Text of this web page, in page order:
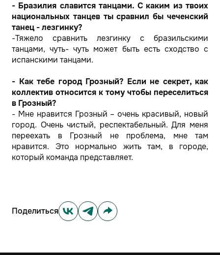
- Бразилия славится танцами. C каким из твоих
национальных танцев ты сравнил бы чеченский
танец - лезгинку?
-Тяжело сравнить лезгинку с бразильскими
танцами, чуть- чуть может быть есть сходство с
испанскими танцами.
- Как тебе город Грозный? Если не секрет, как
коллектив относится к тому чтобы переселиться
в Грозный?
- Мне нравится Грозный – очень красивый, новый
город. Очень чистый, респектабельный. Для меня
переехать в Грозный не проблема, мне там
нравится. Это нормально жить там, в городе,
который команда представляет.
Поделиться